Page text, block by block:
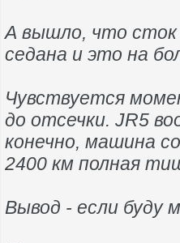
А вышло, что сток
седана и это на
Чувствуется
до отсечки. JR5
конечно, машина
2400 км полная
Вывод - если буду